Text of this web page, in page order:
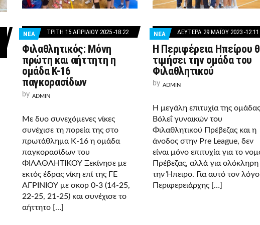
ΝΕΑ ΤΡΊΤΗ 15 ΑΠΡΙΛΊΟΥ 2025 -18:22
Φιλαθλητικός: Μόνη
πρώτη και αήττητη η
ομάδα Κ-16
παγκορασίδων
by ADMIN
Με δυο συνεχόμενες νίκες
συνέχισε τη πορεία της στο
πρωτάθλημα Κ-16 η ομάδα
παγκορασίδων του
ΦΙΛΑΘΛΗΤΙΚΟΥ Ξεκίνησε με
εκτός έδρας νίκη επί της ΓΕ
ΑΓΡΙΝΙΟΥ με σκορ 0-3 (14-25,
22-25, 21-25) και συνέχισε το
αήττητο […]
ΝΕΑ ΔΕΥΤΈΡΑ 29 ΜΑΪ́ΟΥ 2023 -12:11
Η Περιφέρεια Ηπείρου
τιμήσει την ομάδα του
Φιλαθλητικού
by ADMIN
Η μεγάλη επιτυχία της ομάδας
Βόλεΐ γυναικών του
Φιλαθλητικού Πρέβεζας και η
άνοδος στην Pre League, δεν
είναι μόνο επιτυχία για το
Πρέβεζας, αλλά για ολόκληρη
την Ήπειρο. Για αυτό τον
Περιφερειάρχης […]